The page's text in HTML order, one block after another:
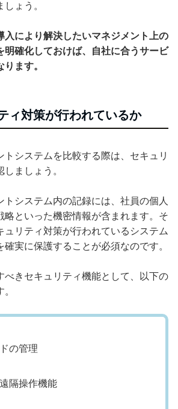
ょう。
入により解決したいマネジメント上の
明確化しておけば、自社に合うサービ
ます。
ィ対策が行われているか
トシステムを比較する際は、セキュリ
ましょう。
トシステム内の記録には、社員の個人
略といった機密情報が含まれます。そ
ュリティ対策が行われているシステム
確実に保護することが必須なのです。
べきセキュリティ機能として、以下の
の管理
隔操作機能